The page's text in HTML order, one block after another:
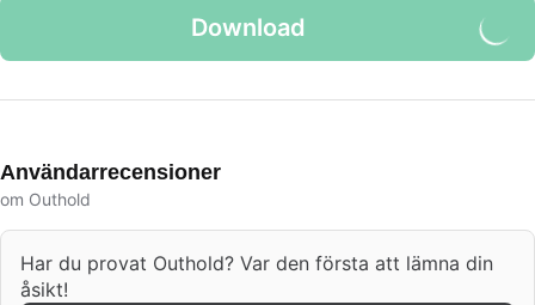
Download
Användarrecensioner
om Outhold
Har du provat Outhold? Var den första att lämna din
åsikt!